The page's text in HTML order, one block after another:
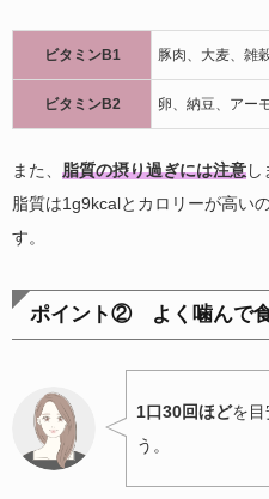
ビタミンB1 豚肉、大麦、雑
ビタミンB2 卵、納豆、アー
また、 脂質の摂り過ぎには注意し
脂質は1g9kcalとカロリーが高い
す。
ポイント② よく噛んで
1口30回ほどを目
う。